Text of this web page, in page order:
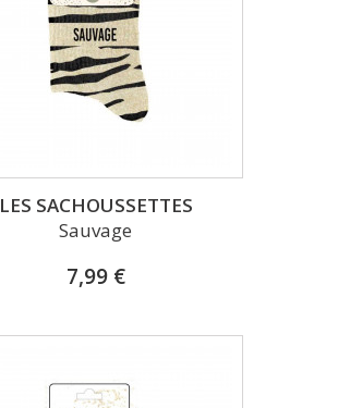
LES SACHOUSSETTES
Sauvage
7,99 €